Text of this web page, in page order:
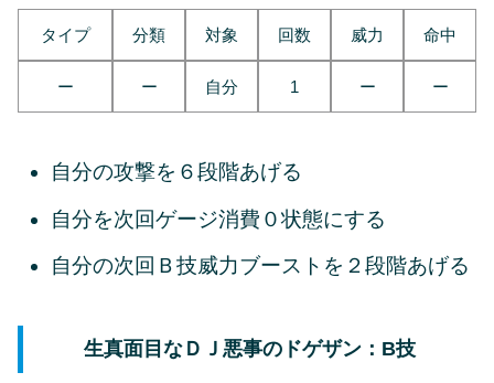
タイプ 分類 対象 回数 威力 命中
ー ー 自分 1 ー ー
自分の攻撃を６段階あげる
自分を次回ゲージ消費０状態にする
自分の次回Ｂ技威力ブーストを２段階あげる
生真面目なＤＪ悪事のドゲザン：B技